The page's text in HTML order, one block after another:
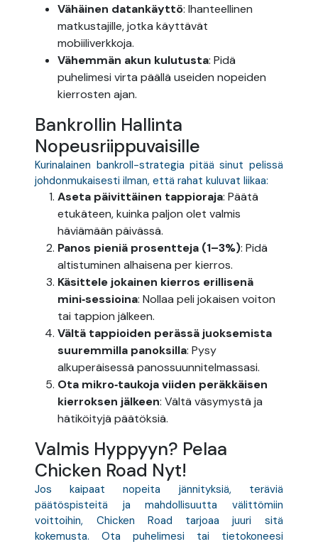
2ª Via de boleto
Vähäinen datankäyttö: Ihanteellinen
matkustajille, jotka käyttävät
mobiiliverkkoja.
Vähemmän akun kulutusta: Pidä
puhelimesi virta päällä useiden nopeiden
kierrosten ajan.
Bankrollin Hallinta
Nopeusriippuvaisille
Kurinalainen bankroll-strategia pitää sinut pelissä
johdonmukaisesti ilman, että rahat kuluvat liikaa:
Aseta päivittäinen tappioraja: Päätä
etukäteen, kuinka paljon olet valmis
häviämään päivässä.
Panos pieniä prosentteja (1–3%): Pidä
altistuminen alhaisena per kierros.
Käsittele jokainen kierros erillisenä
mini‑sessioina: Nollaa peli jokaisen voiton
tai tappion jälkeen.
Vältä tappioiden perässä juoksemista
suuremmilla panoksilla: Pysy
alkuperäisessä panossuunnitelmassasi.
Ota mikro‑taukoja viiden peräkkäisen
kierroksen jälkeen: Vältä väsymystä ja
hätiköityjä päätöksiä.
Valmis Hyppyyn? Pelaa
Chicken Road Nyt!
Jos kaipaat nopeita jännityksiä, teräviä
päätöspisteitä ja mahdollisuutta välittömiin
voittoihin, Chicken Road tarjoaa juuri sitä
kokemusta. Ota puhelimesi tai tietokoneesi